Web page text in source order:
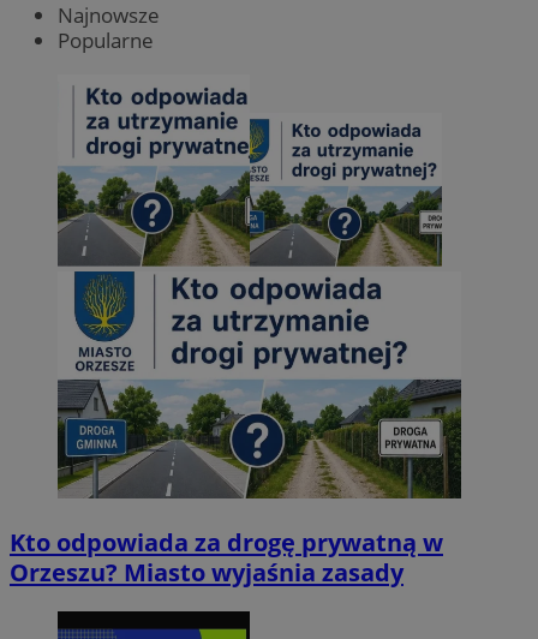
Najnowsze
Popularne
Kto odpowiada za drogę prywatną w
Orzeszu? Miasto wyjaśnia zasady